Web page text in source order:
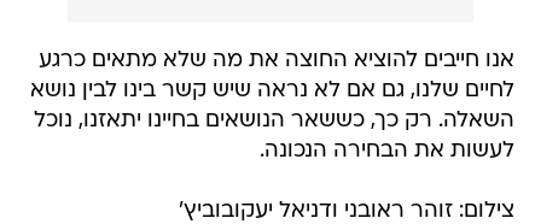
אנו חייבים להוציא החוצה את מה שלא מתאים כרגע
לחיים שלנו, גם אם לא נראה שיש קשר בינו לבין נושא
השאלה. רק כך, כששאר הנושאים בחיינו יתאזנו, נוכל
לעשות את הבחירה הנכונה.
צילום: זוהר ראובני ודניאל יעקובוביץ'